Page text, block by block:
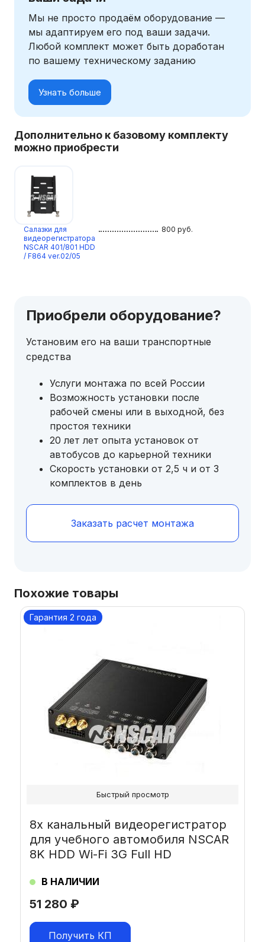
Мы не просто продаём оборудование —
мы адаптируем его под ваши задачи.
Любой комплект может быть доработан
по вашему техническому заданию
Узнать больше
Дополнительно к базовому комплекту
можно приобрести
Салазки для
видеорегистратора
NSCAR 401/801 HDD
/ F864 ver.02/05
800 руб.
Приобрели оборудование?
Установим его на ваши транспортные
средства
Услуги монтажа по всей России
Возможность установки после
рабочей смены или в выходной, без
простоя техники
20 лет лет опыта установок от
автобусов до карьерной техники
Скорость установки от 2,5 ч и от 3
комплектов в день
Заказать расчет монтажа
Похожие товары
Гарантия 2 года
51 280 ₽
8х канальный видеорегистратор
для учебного автомобиля NSCAR
8K HDD Wi-Fi 3G Full HD
В НАЛИЧИИ
Получить КП
Быстрый просмотр